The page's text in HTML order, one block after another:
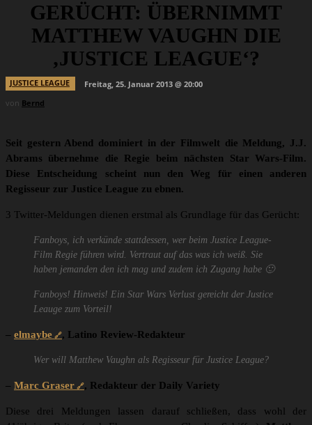
GERÜCHT: ÜBERNIMMT
MATTHEW VAUGHN DIE
‚JUSTICE LEAGUE‘?
JUSTICE LEAGUE
Freitag, 25. Januar 2013 @ 20:00
von Bernd
Seit gestern Abend dominiert in der Filmwelt die Meldung, J.J.
Abrams übernehme die Regie beim nächsten Star Wars-Film.
Diese Entscheidung scheint nun den Weg für einen anderen
Regisseur zur Justice League zu ebnen.
3 Twitter-Meldungen dienen erstmal als Grundlage für das Gerücht:
Fanboys, ich verkünde stattdessen, wer beim Justice League-
Film Regie führen wird. Vertraut auf das was ich weiß. Sie
haben jemanden den ich mag und zudem ich Zugang habe 🙂
Fanboys! Hinweis! Ein Star Wars Verlust gereicht der Justice
Leauge zum Vorteil!
– elmaybe , Latino Review-Redakteur
Wer will Matthew Vaughn als Regisseur für Justice League?
– Marc Graser , Redakteur der Daily Variety
Diese drei Meldungen lassen darauf schließen, dass wohl der